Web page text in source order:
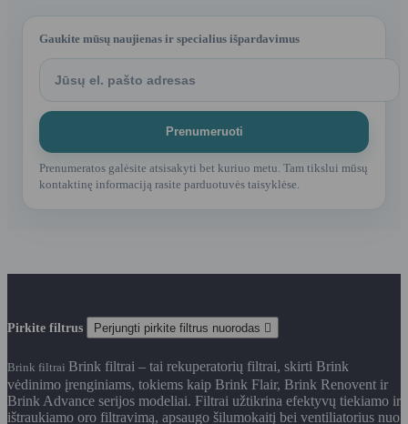
Gaukite mūsų naujienas ir specialius išpardavimus
Prenumeratos galėsite atsisakyti bet kuriuo metu. Tam tikslui mūsų
kontaktinę informaciją rasite parduotuvės taisyklėse.
Pirkite filtrus Perjungti pirkite filtrus nuorodas 
Brink filtrai Brink filtrai – tai rekuperatorių filtrai, skirti Brink
vėdinimo įrenginiams, tokiems kaip Brink Flair, Brink Renovent ir
Brink Advance serijos modeliai. Filtrai užtikrina efektyvų tiekiamo ir
ištraukiamo oro filtravimą, apsaugo šilumokaitį bei ventiliatorius nuo